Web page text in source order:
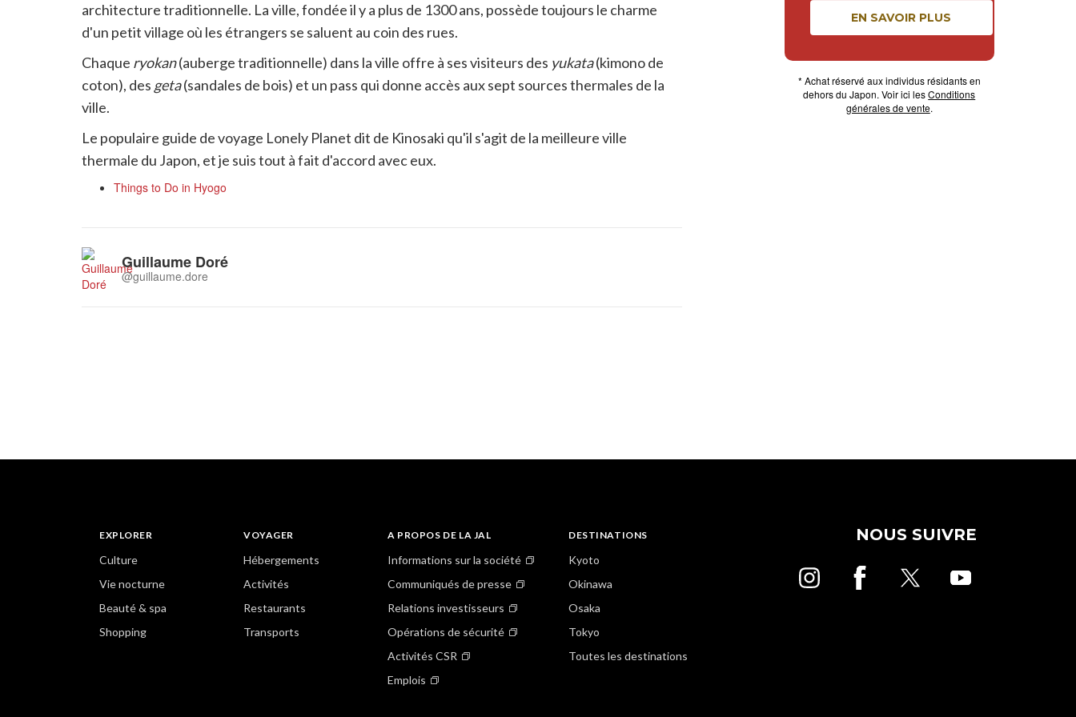
partager
architecture traditionnelle. La ville, fondée il y a plus de 1300 ans, possède toujours le charme
d'un petit village où les étrangers se saluent au coin des rues.
Chaque ryokan(auberge traditionnelle) dans la ville offre à ses visiteurs des yukata(kimono de
coton), des geta(sandales de bois) et un pass qui donne accès aux sept sources thermales de la
ville.
Le populaire guide de voyage Lonely Planet dit de Kinosaki qu'il s'agit de la meilleure ville
thermale du Japon, et je suis tout à fait d'accord avec eux.
Things to Do in Hyogo
Guillaume Doré
@guillaume.dore
EN SAVOIR PLUS
* Achat réservé aux individus résidants en
dehors du Japon. Voir ici lesConditions
générales de vente.
EXPLORER
Culture
Vie nocturne
Beauté & spa
Shopping
VOYAGER
Hébergements
Activités
Restaurants
Transports
A PROPOS DE LA JAL
Informations sur la société
Communiqués de presse
Relations investisseurs
Opérations de sécurité
Activités CSR
Emplois
DESTINATIONS
Kyoto
Okinawa
Osaka
Tokyo
Toutes les destinations
NOUS SUIVRE